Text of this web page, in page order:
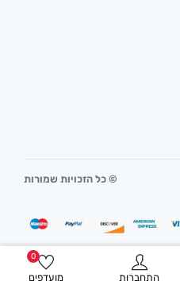
התחברות מועדפים
0
© כל הזכויות שמורות